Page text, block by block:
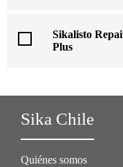
Sikalisto
Plus
Sika Chile
Quiénes somos